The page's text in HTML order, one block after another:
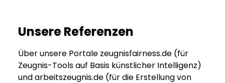
Unsere Referenzen
Über unsere Portale zeugnisfairness.de (für
Zeugnis-Tools auf Basis künstlicher Intelligenz)
und arbeitszeugnis.de (für die Erstellung von